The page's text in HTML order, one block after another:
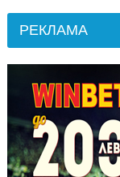
РЕКЛАМА